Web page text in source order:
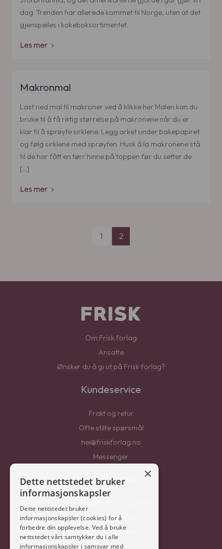
dag. Trenden har allerede kommet til Norge, uten at det
gjenspeiles i kokeboksortimentet.
Les mer
Makronmal
Last ned mal til makroner ved å klikke her Malen kan du
bruke til å få riktig størrelse på makronene når du er
klar til å sprøyte sirklene. Legg arket under bakepapiret
og følg sirklene med sprøyten. Husk å la makronene stå
til de har fått en tørr hinne på toppen før du setter de
[…]
Les mer
Page
1 Current Page
2
Om Frisk forlag
Ansatte
Ønsker du å gi ut på Frisk forlag?
Kundeservice
Frakt og retur
Ofte stilte spørsmål
hei@friskforlag.no
Messenger
Kjekt å vite
Salgsbetingelser
Personvernerklæring
×
Dette nettstedet bruker
informasjonskapsler
Dette nettstedet bruker
informasjonskapsler (cookies) for å
forbedre din opplevelse. Ved å bruke
nettstedet vårt samtykker du i alle
informasjonskapsler i samsvar med